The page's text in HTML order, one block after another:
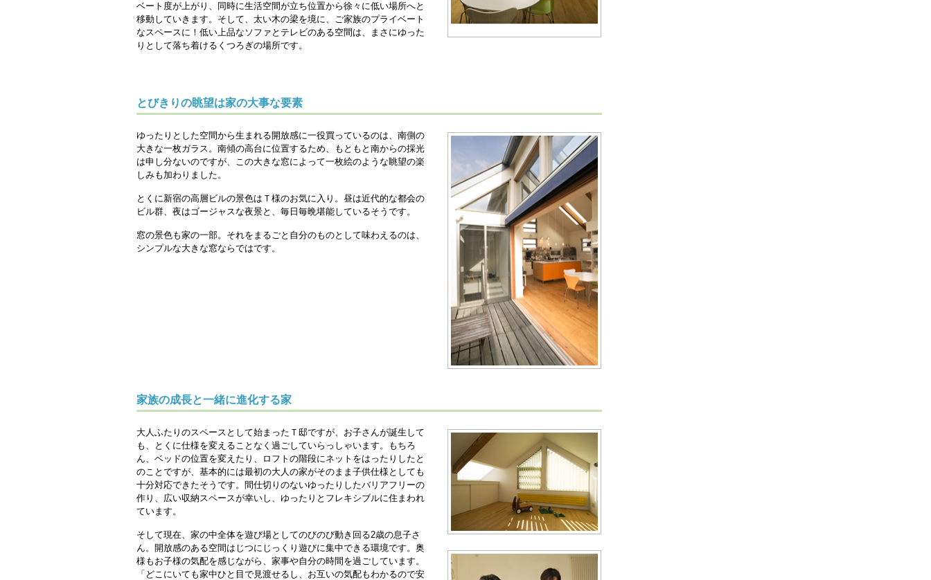
ベート度が上がり、同時に生活空間が立ち位置から徐々に低い場所へと
移動していきます。そして、太い木の梁を境に、ご家族のプライベート
なスペースに！低い上品なソファとテレビのある空間は、まさにゆった
りとして落ち着けるくつろぎの場所です。
とびきりの眺望は家の大事な要素
ゆったりとした空間から生まれる開放感に一役買っているのは、南側の
大きな一枚ガラス。南傾の高台に位置するため、もともと南からの採光
は申し分ないのですが、この大きな窓によって一枚絵のような眺望の楽
しみも加わりました。
とくに新宿の高層ビルの景色はＴ様のお気に入り。昼は近代的な都会の
ビル群、夜はゴージャスな夜景と、毎日毎晩堪能しているそうです。
窓の景色も家の一部。それをまるごと自分のものとして味わえるのは、
シンプルな大きな窓ならではです。
家族の成長と一緒に進化する家
大人ふたりのスペースとして始まったＴ邸ですが、お子さんが誕生して
も、とくに仕様を変えることなく過ごしていらっしゃいます。もちろ
ん、ベッドの位置を変えたり、ロフトの階段にネットをはったりしたと
のことですが、基本的には最初の大人の家がそのまま子供仕様としても
十分対応できたそうです。間仕切りのないゆったりしたバリアフリーの
作り、広い収納スペースが幸いし、ゆったりとフレキシブルに住まわれ
ています。
そして現在、家の中全体を遊び場としてのびのび動き回る2歳の息子さ
ん。開放感のある空間はじつにじっくり遊びに集中できる環境です。奥
様もお子様の気配を感じながら、家事や自分の時間を過ごしています。
「どこにいても家中ひと目で見渡せるし、お互いの気配もわかるので安